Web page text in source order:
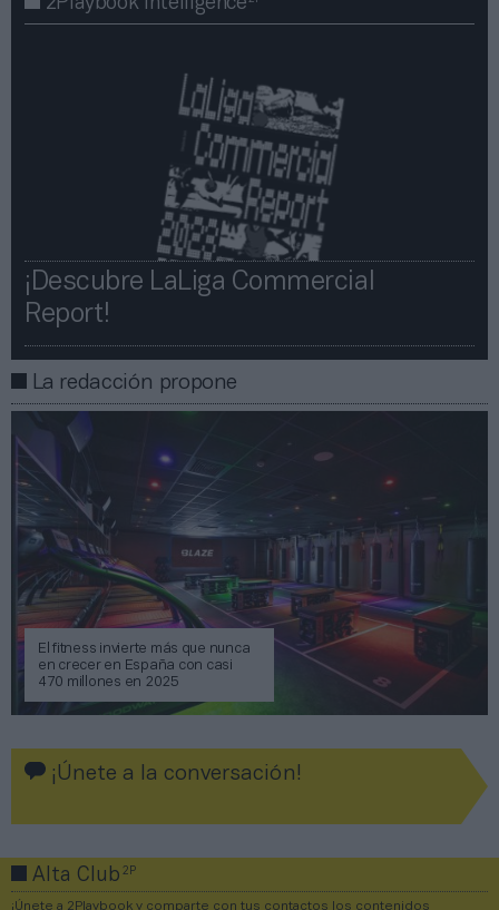
¡Descubre LaLiga Commercial
Report!​​
La redacción propone
El fitness invierte más que nunca
en crecer en España con casi
470 millones en 2025
¡Únete a la conversación!
Alta Club2P
¡Únete a 2Playbook y comparte con tus contactos los contenidos